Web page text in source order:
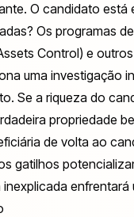
O candidato está
Os programas
Control) e
uma investigação
Se a riqueza do
propriedade
de volta ao
gatilhos
enfrentará